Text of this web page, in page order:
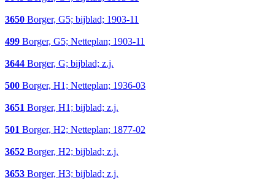
3650 Borger, G5; bijblad; 1903-11
499 Borger, G5; Netteplan; 1903-11
3644 Borger, G; bijblad; z.j.
500 Borger, H1; Netteplan; 1936-03
3651 Borger, H1; bijblad; z.j.
501 Borger, H2; Netteplan; 1877-02
3652 Borger, H2; bijblad; z.j.
3653 Borger, H3; bijblad; z.j.